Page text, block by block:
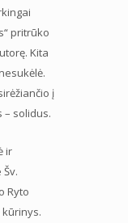
pritrūko
Kita
į
– solidus.
ir
Ryto
kūrinys.